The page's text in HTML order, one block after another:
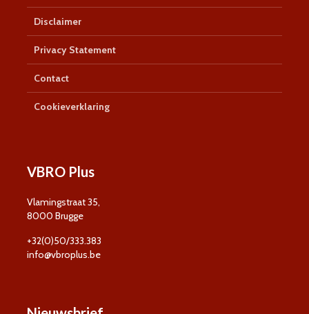
Disclaimer
Privacy Statement
Contact
Cookieverklaring
VBRO Plus
Vlamingstraat 35,
8000 Brugge
+32(0)50/333.383
info@vbroplus.be